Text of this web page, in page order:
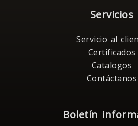
Servicios
Servicio al
Certificados
Catalogos
Contáctanos
Boletín